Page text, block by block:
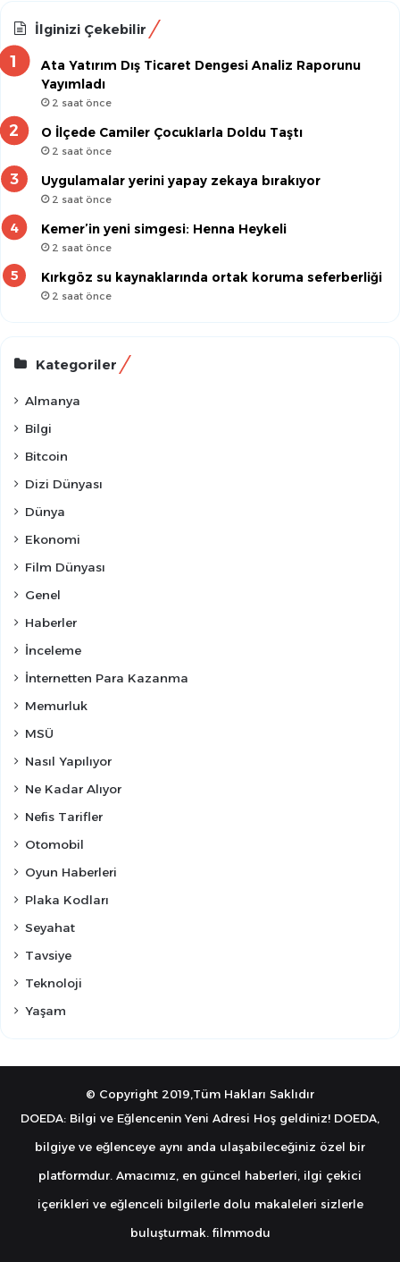
İlginizi Çekebilir
Ata Yatırım Dış Ticaret Dengesi Analiz Raporunu
Yayımladı
2 saat önce
O İlçede Camiler Çocuklarla Doldu Taştı
2 saat önce
Uygulamalar yerini yapay zekaya bırakıyor
2 saat önce
Kemer’in yeni simgesi: Henna Heykeli
2 saat önce
Kırkgöz su kaynaklarında ortak koruma seferberliği
2 saat önce
Kategoriler
Almanya
Bilgi
Bitcoin
Dizi Dünyası
Dünya
Ekonomi
Film Dünyası
Genel
Haberler
İnceleme
İnternetten Para Kazanma
Memurluk
MSÜ
Nasıl Yapılıyor
Ne Kadar Alıyor
Nefis Tarifler
Otomobil
Oyun Haberleri
Plaka Kodları
Seyahat
Tavsiye
Teknoloji
Yaşam
© Copyright 2019,Tüm Hakları Saklıdır
DOEDA: Bilgi ve Eğlencenin Yeni Adresi Hoş geldiniz! DOEDA,
bilgiye ve eğlenceye aynı anda ulaşabileceğiniz özel bir
platformdur. Amacımız, en güncel haberleri, ilgi çekici
içerikleri ve eğlenceli bilgilerle dolu makaleleri sizlerle
buluşturmak. filmmodu